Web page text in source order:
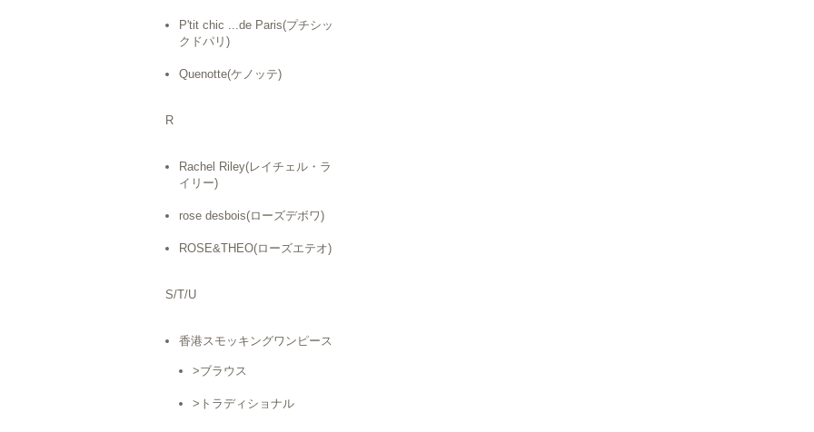
P'tit chic ...de Paris(プチシッ
クドパリ)
Quenotte(ケノッテ)
R
Rachel Riley(レイチェル・ラ
イリー)
rose desbois(ローズデボワ)
ROSE&THEO(ローズエテオ)
S/T/U
香港スモッキングワンピース
>ブラウス
>トラディショナル